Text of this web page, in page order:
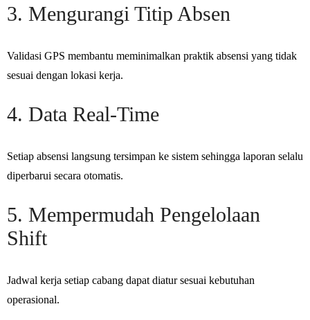
3. Mengurangi Titip Absen
Validasi GPS membantu meminimalkan praktik absensi yang tidak
sesuai dengan lokasi kerja.
4. Data Real-Time
Setiap absensi langsung tersimpan ke sistem sehingga laporan selalu
diperbarui secara otomatis.
5. Mempermudah Pengelolaan
Shift
Jadwal kerja setiap cabang dapat diatur sesuai kebutuhan
operasional.